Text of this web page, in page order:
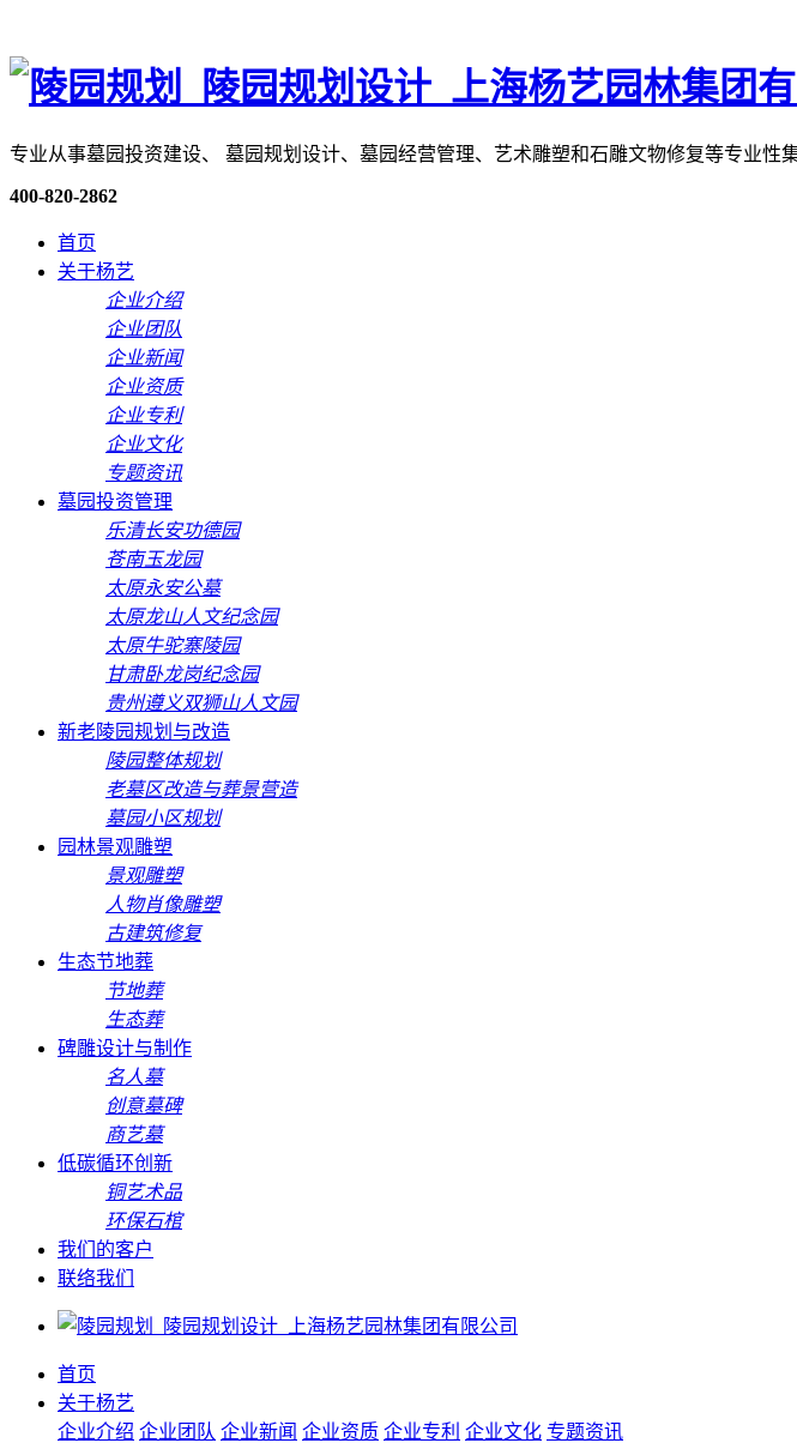
专业从事墓园投资建设、 墓园规划设计、墓园经营管理、艺术雕塑和石雕文物修复等专业性
400-820-2862
首页
关于杨艺
企业介绍
企业团队
企业新闻
企业资质
企业专利
企业文化
专题资讯
墓园投资管理
乐清长安功德园
苍南玉龙园
太原永安公墓
太原龙山人文纪念园
太原牛驼寨陵园
甘肃卧龙岗纪念园
贵州遵义双狮山人文园
新老陵园规划与改造
陵园整体规划
老墓区改造与葬景营造
墓园小区规划
园林景观雕塑
景观雕塑
人物肖像雕塑
古建筑修复
生态节地葬
节地葬
生态葬
碑雕设计与制作
名人墓
创意墓碑
商艺墓
低碳循环创新
铜艺术品
环保石棺
我们的客户
联络我们
首页
关于杨艺
企业介绍 企业团队 企业新闻 企业资质 企业专利 企业文化 专题资讯